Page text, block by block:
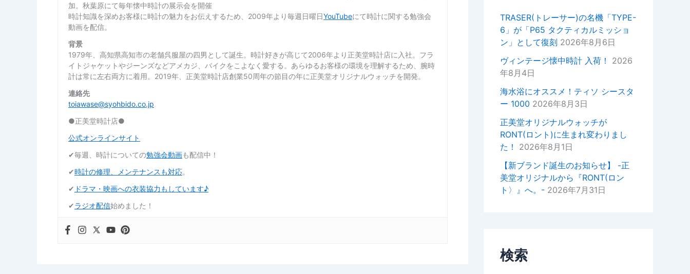
加。秋葉原にて毎年懐中時計の展示会を開催
時計知識を深めお客様に時計の魅力をお伝えするため、2009年より毎週日曜日YouTubeにて時計に関する勉強会
動画を配信。
背景
1979年、高知県高知市の老舗呉服屋の四男として誕生。時計好きが高じて2006年より正美堂時計店に入社。フラ
イトジャケットやジーンズなどアメカジ、バイクをこよなく愛する。あらゆるお客様の環境を理解するため、腕時
計は常に左右両方に着用。2019年、正美堂時計店創業50周年の節目の年に正美堂オリジナルウォッチを開発。
連絡先
toiawase@syohbido.co.jp
●正美堂時計店●
公式オンラインサイト
✔︎毎週、時計についての勉強会動画も配信中！
✔︎時計の修理、メンテナンスも対応。
✔︎ ドラマ・映画への衣装協力もしています♪
✔︎ラジオ配信始めました！
オーナーからの返信
k様
この度は嬉しい評価をいただき誠
にありがとうございます。
YouTubeの動画もご覧いただい
ているとのことで、スタッフ一同
大変嬉しい気持ちでございます。
次お越しの際はぜひお話しさせて
いただきたいので宜しければお声
掛けいただけると幸いでございま
す。
今後ともどうぞよろしくお願いい
たします。
正美堂時計店スタッフ
TRASER(トレーサー)の名機「TYPE-
6」が「P65 タクティカルミッショ
ン」として復刻 2026年8月6日
ヴィンテージ懐中時計 入荷！
2026
年8月4日
海水浴にオススメ！ティソ シースタ
ー 1000 2026年8月3日
正美堂オリジナルウォッチが
RONT(ロント)に生まれ変わりまし
た！
2026年8月1日
【新ブランド誕生のお知らせ】 -正
美堂オリジナルから『RONT(ロン
ト〉』へ。- 2026年7月31日
検索